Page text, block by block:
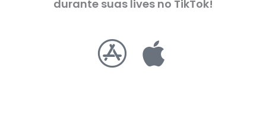
durante suas lives no TikTok!